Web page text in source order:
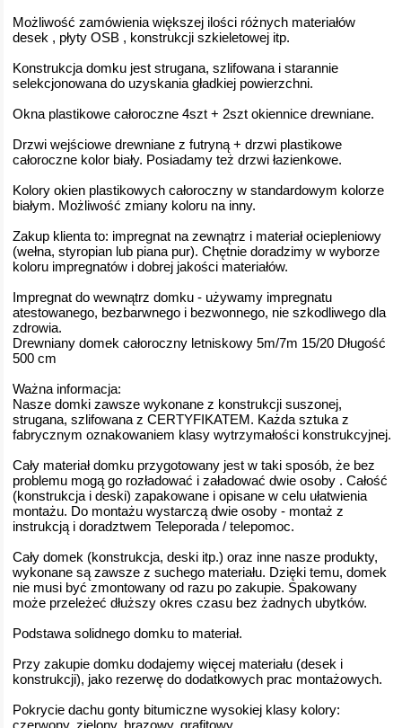
Możliwość zamówienia większej ilości różnych materiałów
desek , płyty OSB , konstrukcji szkieletowej itp.
Konstrukcja domku jest strugana, szlifowana i starannie
selekcjonowana do uzyskania gładkiej powierzchni.
Okna plastikowe całoroczne 4szt + 2szt okiennice drewniane.
Drzwi wejściowe drewniane z futryną + drzwi plastikowe
całoroczne kolor biały. Posiadamy też drzwi łazienkowe.
Kolory okien plastikowych całoroczny w standardowym kolorze
białym. Możliwość zmiany koloru na inny.
Zakup klienta to: impregnat na zewnątrz i materiał ociepleniowy
(wełna, styropian lub piana pur). Chętnie doradzimy w wyborze
koloru impregnatów i dobrej jakości materiałów.
Impregnat do wewnątrz domku - używamy impregnatu
atestowanego, bezbarwnego i bezwonnego, nie szkodliwego dla
zdrowia.
Drewniany domek całoroczny letniskowy 5m/7m 15/20 Długość
500 cm
Ważna informacja:
Nasze domki zawsze wykonane z konstrukcji suszonej,
strugana, szlifowana z CERTYFIKATEM. Każda sztuka z
fabrycznym oznakowaniem klasy wytrzymałości konstrukcyjnej.
Cały materiał domku przygotowany jest w taki sposób, że bez
problemu mogą go rozładować i załadować dwie osoby . Całość
(konstrukcja i deski) zapakowane i opisane w celu ułatwienia
montażu. Do montażu wystarczą dwie osoby - montaż z
instrukcją i doradztwem Teleporada / telepomoc.
Cały domek (konstrukcja, deski itp.) oraz inne nasze produkty,
wykonane są zawsze z suchego materiału. Dzięki temu, domek
nie musi być zmontowany od razu po zakupie. Spakowany
może przeleżeć dłuższy okres czasu bez żadnych ubytków.
Podstawa solidnego domku to materiał.
Przy zakupie domku dodajemy więcej materiału (desek i
konstrukcji), jako rezerwę do dodatkowych prac montażowych.
Pokrycie dachu gonty bitumiczne wysokiej klasy kolory:
czerwony, zielony, brązowy, grafitowy.